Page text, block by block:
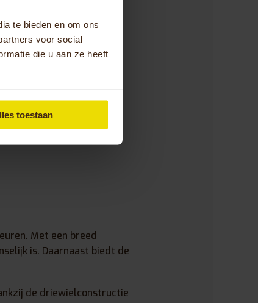
te bieden en om ons
voor social
die u aan ze heeft
toestaan
die perfect bij jouw
zorgen we voor een
Met een breed
is. Daarnaast biedt de
de driewielconstructie